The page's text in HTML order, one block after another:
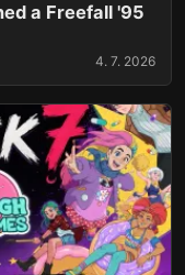
a Freefall '95
4. 7. 2026